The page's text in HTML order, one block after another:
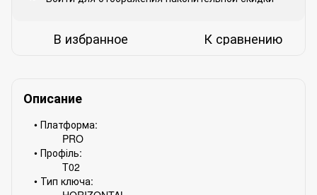
В избранное К сравнению
Описание
• Платформа:
PRO
• Профіль:
T02
• Тип ключа: